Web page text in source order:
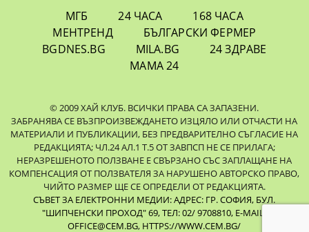
МГБ 24 ЧАСА
168 ЧАСА
МЕНТРЕНД
БЪЛГАРСКИ ФЕРМЕР
BGDNES.BG
MILA.BG
24 ЗДРАВЕ
МАМА 24
© 2009 ХАЙ КЛУБ. ВСИЧКИ ПРАВА СА ЗАПАЗЕНИ.
ЗАБРАНЯВА СЕ ВЪЗПРОИЗВЕЖДАНЕТО ИЗЦЯЛО ИЛИ ОТЧАСТИ НА
МАТЕРИАЛИ И ПУБЛИКАЦИИ, БЕЗ ПРЕДВАРИТЕЛНО СЪГЛАСИЕ НА
РЕДАКЦИЯТА; ЧЛ.24 АЛ.1 Т.5 ОТ ЗАВПСП НЕ СЕ ПРИЛАГА;
НЕРАЗРЕШЕНОТО ПОЛЗВАНЕ Е СВЪРЗАНО СЪС ЗАПЛАЩАНЕ НА
КОМПЕНСАЦИЯ ОТ ПОЛЗВАТЕЛЯ ЗА НАРУШЕНО АВТОРСКО ПРАВО,
ЧИЙТО РАЗМЕР ЩЕ СЕ ОПРЕДЕЛИ ОТ РЕДАКЦИЯТА.
СЪВЕТ ЗА ЕЛЕКТРОННИ МЕДИИ: АДРЕС: ГР. СОФИЯ, БУЛ.
"ШИПЧЕНСКИ ПРОХОД" 69, ТЕЛ: 02/ 9708810, E-MAIL:
OFFICE@CEM.BG, HTTPS://WWW.CEM.BG/